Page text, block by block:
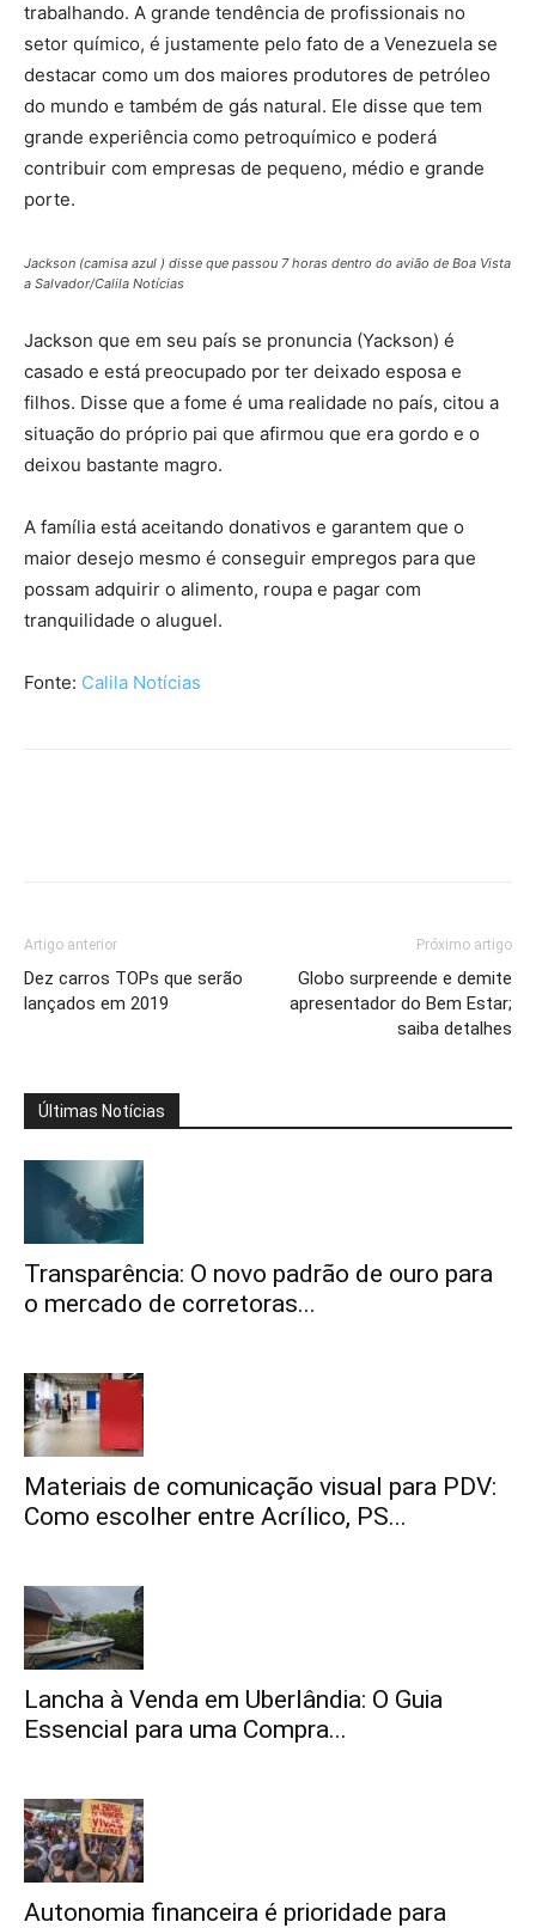
trabalhando. A grande tendência de profissionais no
setor químico, é justamente pelo fato de a Venezuela se
destacar como um dos maiores produtores de petróleo
do mundo e também de gás natural. Ele disse que tem
grande experiência como petroquímico e poderá
contribuir com empresas de pequeno, médio e grande
porte.
Jackson (camisa azul ) disse que passou 7 horas dentro do avião de Boa Vista
a Salvador/Calila Notícias
Jackson que em seu país se pronuncia (Yackson) é
casado e está preocupado por ter deixado esposa e
filhos. Disse que a fome é uma realidade no país, citou a
situação do próprio pai que afirmou que era gordo e o
deixou bastante magro.
A família está aceitando donativos e garantem que o
maior desejo mesmo é conseguir empregos para que
possam adquirir o alimento, roupa e pagar com
tranquilidade o aluguel.
Fonte: Calila Notícias
Artigo anterior
Dez carros TOPs que serão
lançados em 2019
Próximo artigo
Globo surpreende e demite
apresentador do Bem Estar;
saiba detalhes
Últimas Notícias
Transparência: O novo padrão de ouro para
o mercado de corretoras...
Materiais de comunicação visual para PDV:
Como escolher entre Acrílico, PS...
Lancha à Venda em Uberlândia: O Guia
Essencial para uma Compra...
Autonomia financeira é prioridade para